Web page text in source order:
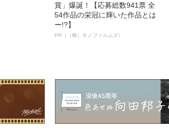
賞」爆誕！【応募総数941票 全
54作品の栄冠に輝いた作品とは
ー!?】
PR（（株）キノフィルムズ）